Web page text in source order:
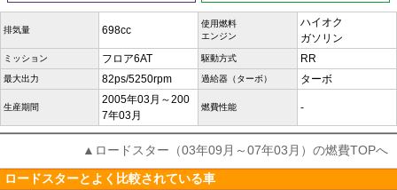
排気量 698cc
使用燃料
エンジン
ハイオク
ガソリン
ミッション フロア6AT 駆動方式 RR
最大出力 82ps/5250rpm 過給器（ターボ） ターボ
生産期間
2005年03月～200
7年03月
燃費性能 -
▲ロードスター（03年09月～07年03月）の燃費TOPへ
ロードスターとよく比較されている車